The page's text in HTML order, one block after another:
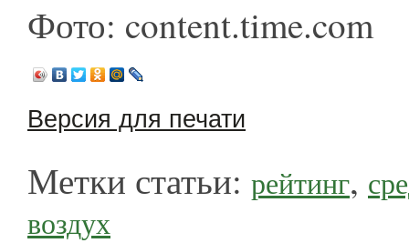
Фото: content.time.com
Версия для печати
Метки статьи: рейтинг,
воздух